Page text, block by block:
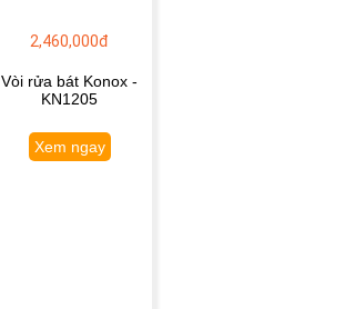
2,460,000đ
Vòi rửa bát Konox -
KN1205
Xem ngay